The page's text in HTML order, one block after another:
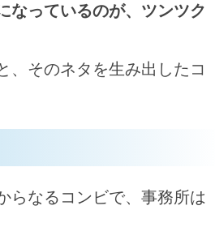
なっているのが、ツンツク
、そのネタを生み出したコ
らなるコンビで、事務所は